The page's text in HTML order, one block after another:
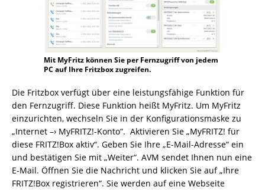
Mit MyFritz können Sie per Fernzugriff von jedem
PC auf Ihre Fritzbox zugreifen.
Die Fritzbox verfügt über eine leistungsfähige Funktion für
den Fernzugriff. Diese Funktion heißt MyFritz. Um MyFritz
einzurichten, wechseln Sie in der Konfigurationsmaske zu
„Internet –› MyFRITZ!-Konto“. Aktivieren Sie „MyFRITZ! für
diese FRITZ!Box aktiv“. Geben Sie Ihre „E-Mail-Adresse“ ein
und bestätigen Sie mit „Weiter“. AVM sendet Ihnen nun eine
E-Mail. Öffnen Sie die Nachricht und klicken Sie auf „Ihre
FRITZ!Box registrieren“. Sie werden auf eine Webseite